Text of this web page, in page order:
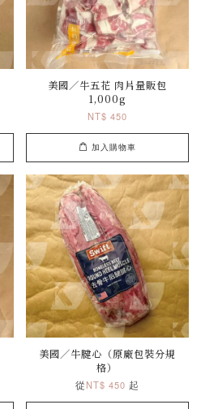
美國／牛五花 肉片量販包
1,000g
NT$ 450
加入購物車
美國／牛腱心（原廠包裝分規
格）
從NT$ 450 起